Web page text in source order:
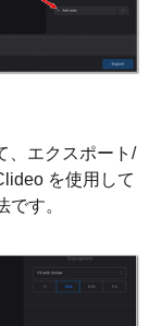
、エクスポート/
を使用して
す。